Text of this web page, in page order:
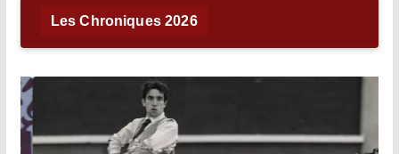
Les Chroniques 2026